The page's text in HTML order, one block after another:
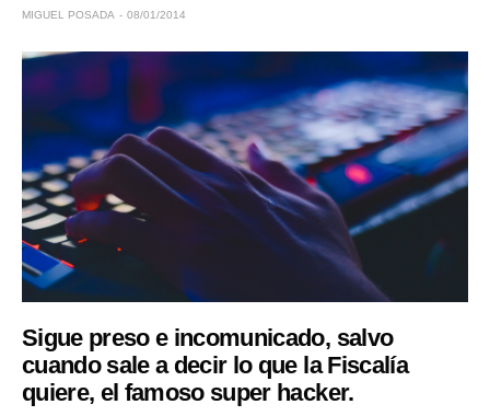
MIGUEL POSADA 08/01/2014
Sigue preso e incomunicado, salvo
cuando sale a decir lo que la Fiscalía
quiere, el famoso super hacker.